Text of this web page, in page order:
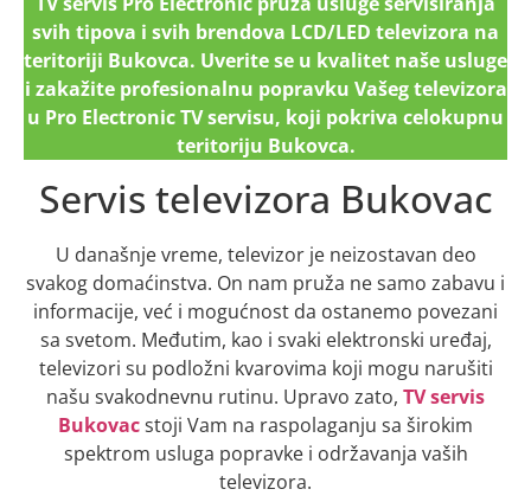
svih tipova i svih brendova LCD/LED televizora na
teritoriji Bukovca. Uverite se u kvalitet naše usluge
i zakažite profesionalnu popravku Vašeg televizora
u Pro Electronic TV servisu, koji pokriva celokupnu
teritoriju Bukovca.
Servis televizora Bukovac
U današnje vreme, televizor je neizostavan deo
svakog domaćinstva. On nam pruža ne samo zabavu i
informacije, već i mogućnost da ostanemo povezani
sa svetom. Međutim, kao i svaki elektronski uređaj,
televizori su podložni kvarovima koji mogu narušiti
našu svakodnevnu rutinu. Upravo zato, TV servis
Bukovacstoji Vam na raspolaganju sa širokim
spektrom usluga popravke i održavanja vaših
televizora.